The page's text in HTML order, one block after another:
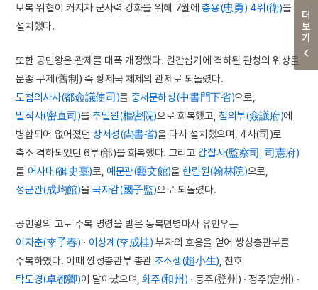
더보기
보복 위협이 커지자 군사력 강화를 위해 7월에충용(忠勇) 4위(衛)를
설치했다.
또한 공민왕은 관제를 대폭 개정했다. 원간섭기에 격하된 관청의 위상을
문종 구제(舊制) 즉 황제국 체제의 관제로 되돌렸다.
도첨의사사(都僉議使司)를 중서문하성(中書門下省)으로,
밀직사(密直司)를 추밀원(樞密院)으로 회복했고, 첨의부(僉議府)에
병합되어 없어졌던 상서성(尙書省)을 다시 설치했으며, 4사(司)로
축소 격하되었던 6부(部)를 회복했다. 그리고감찰사(監察司, 司憲府)
를 어사대(御史臺)로, 예문관(藝文館)을한림원(翰林院)으로,
성균관(成均館)을 국자감(國子監)으로 되돌렸다.
공민왕의 고토 수복 명령을 받은 동북면병마사 유인우는
이자춘(李子春) · 이성계(李成桂) 부자의 호응을 얻어 쌍성총관부를
수복하였다. 이때 쌍성총관부 총관 조소생(趙小生) , 천호
탁도경(卓都卿)이 달아났으며,화주(和州) · 등주(登州) · 정주(定州) ·